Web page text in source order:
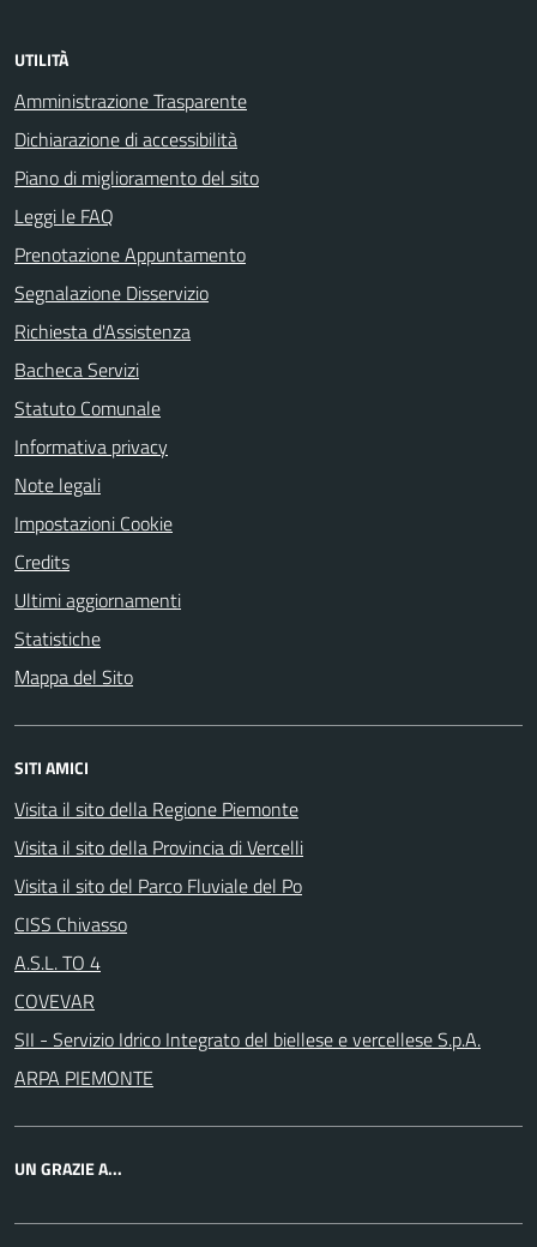
UTILITÀ
Amministrazione Trasparente
Dichiarazione di accessibilità
Piano di miglioramento del sito
Leggi le FAQ
Prenotazione Appuntamento
Segnalazione Disservizio
Richiesta d'Assistenza
Bacheca Servizi
Statuto Comunale
Informativa privacy
Note legali
Impostazioni Cookie
Credits
Ultimi aggiornamenti
Statistiche
Mappa del Sito
SITI AMICI
Visita il sito della Regione Piemonte
Visita il sito della Provincia di Vercelli
Visita il sito del Parco Fluviale del Po
CISS Chivasso
A.S.L. TO 4
COVEVAR
SII - Servizio Idrico Integrato del biellese e vercellese S.p.A.
ARPA PIEMONTE
UN GRAZIE A...